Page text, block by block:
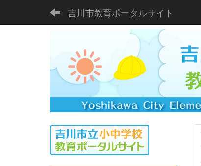
吉川市教育ポータルサイト